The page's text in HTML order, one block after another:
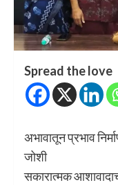
Spread the love
अभावातून प्रभाव
जोशी
सकारात्मक